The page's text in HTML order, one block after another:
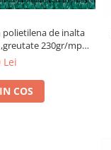
20 m
Lei
COS